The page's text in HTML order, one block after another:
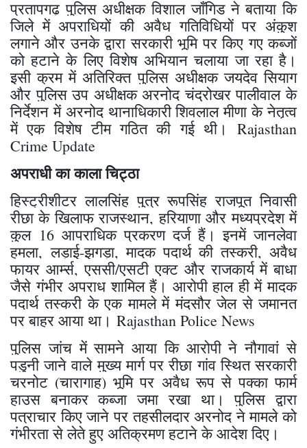
​प्रतापगढ़ पुलिस अधीक्षक विशाल जाँगिड ने बताया कि
जिले में अपराधियों की अवैध गतिविधियों पर अंकुश
लगाने और उनके द्वारा सरकारी भूमि पर किए गए कब्जों
को हटाने के लिए विशेष अभियान चलाया जा रहा है।
इसी क्रम में अतिरिक्त पुलिस अधीक्षक जयदेव सियाग
और पुलिस उप अधीक्षक अरनोद चंद्रोखर पालीवाल के
निर्देशन में अरनोद थानाधिकारी शिवलाल मीणा के नेतृत्व
में एक विशेष टीम गठित की गई थी। Rajasthan
Crime Update
अपराधी का काला चिट्ठा
​हिस्ट्रीशीटर लालसिंह पुत्र रूपसिंह राजपूत निवासी
रीछा के खिलाफ राजस्थान, हरियाणा और मध्यप्रदेश में
कुल 16 आपराधिक प्रकरण दर्ज हैं। इनमें जानलेवा
हमला, लड़ाई-झगड़ा, मादक पदार्थ की तस्करी, अवैध
फायर आर्म्स, एससी/एसटी एक्ट और राजकार्य में बाधा
जैसे गंभीर अपराध शामिल हैं। आरोपी हाल ही में मादक
पदार्थ तस्करी के एक मामले में मंदसौर जेल से जमानत
पर बाहर आया था। Rajasthan Police News
​पुलिस जांच में सामने आया कि आरोपी ने नौगावां से
पडुनी जाने वाले मुख्य मार्ग पर रीछा गांव स्थित सरकारी
चरनोट (चारागाह) भूमि पर अवैध रूप से पक्का फार्म
हाउस बनाकर कब्जा जमा रखा था। पुलिस द्वारा
पत्राचार किए जाने पर तहसीलदार अरनोद ने मामले को
गंभीरता से लेते हुए अतिक्रमण हटाने के आदेश दिए।